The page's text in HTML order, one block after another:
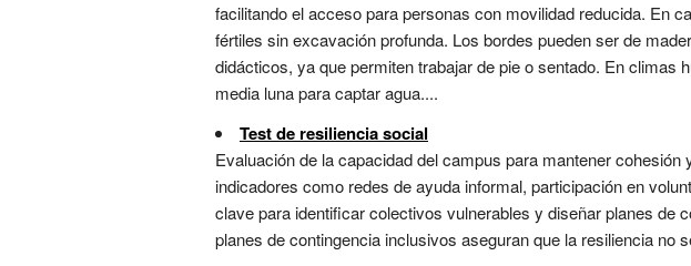
facilitando el acceso para personas con movilidad reducida. En
fértiles sin excavación profunda. Los bordes pueden ser de
didácticos, ya que permiten trabajar de pie o sentado. En
media luna para captar agua....
Test de resiliencia social
Evaluación de la capacidad del campus para mantener
indicadores como redes de ayuda informal, participación en
clave para identificar colectivos vulnerables y diseñar planes de
planes de contingencia inclusivos aseguran que la resiliencia no